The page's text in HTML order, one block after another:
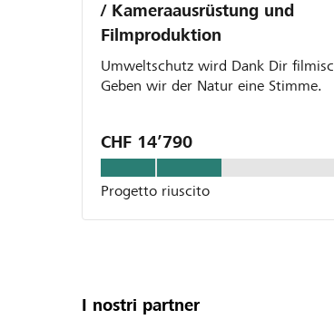
/ Kameraausrüstung und
Filmproduktion
Umweltschutz wird Dank Dir
Geben wir der Natur eine Stimme.
CHF 14’790
Progetto riuscito
I nostri partner